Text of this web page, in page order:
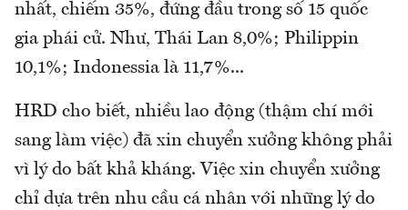
nhất, chiếm 35%, đứng đầu trong số 15 quốc
gia phái cử. Như, Thái Lan 8,0%; Philippin
10,1%; Indonessia là 11,7%...
HRD cho biết, nhiều lao động (thậm chí mới
sang làm việc) đã xin chuyển xưởng không phải
vì lý do bất khả kháng. Việc xin chuyển xưởng
chỉ dựa trên nhu cầu cá nhân với những lý do